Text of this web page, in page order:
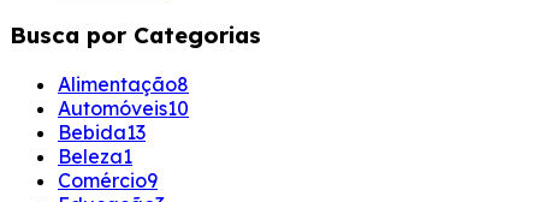
Busca por Categorias
Alimentação8
Automóveis10
Bebida13
Beleza1
Comércio9